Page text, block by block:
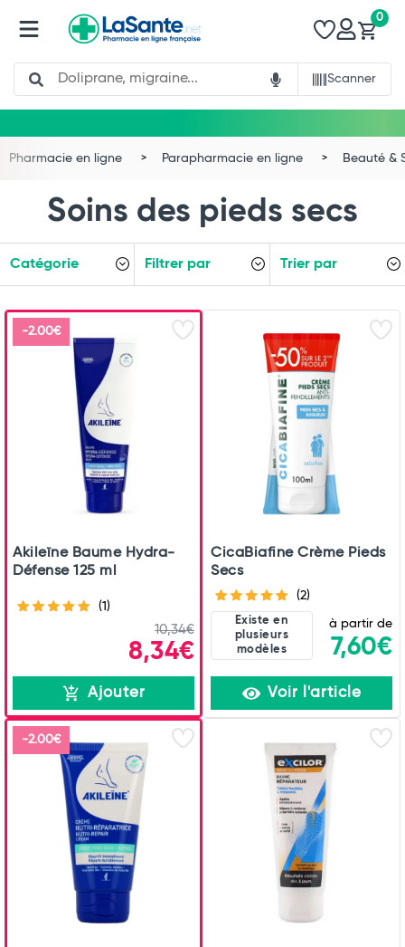
Search
Scanner
0
Pharmacie en ligne Parapharmacie en ligne Beauté &
Soins des pieds secs
Catégorie Filtrer par Trier par
-2.00€
Akileïne Baume Hydra-
Défense 125 ml
(1)
10,34€
8,34€
Ajouter
CicaBiafine Crème Pieds
Secs
(2)
Existe en
plusieurs
modèles
à partir de
7,60€
Voir l'article
-2.00€